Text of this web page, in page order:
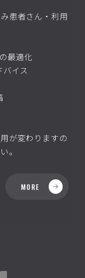
患者さん・利用
最適化
イス
が変わりますの
。
MORE